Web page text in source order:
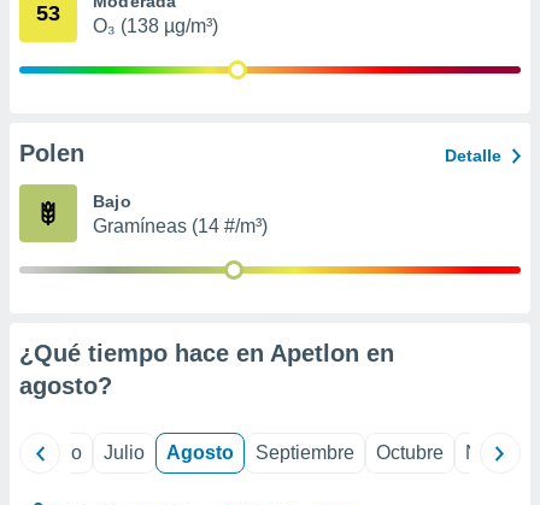
publicidad
de
1199
53
O₃ (138 µg/m³)
Polen Detalle
Bajo
Gramíneas (14 #/m³)
¿Qué tiempo hace en Apetlon en
agosto?
Junio Julio Agosto Septiembre Octubre